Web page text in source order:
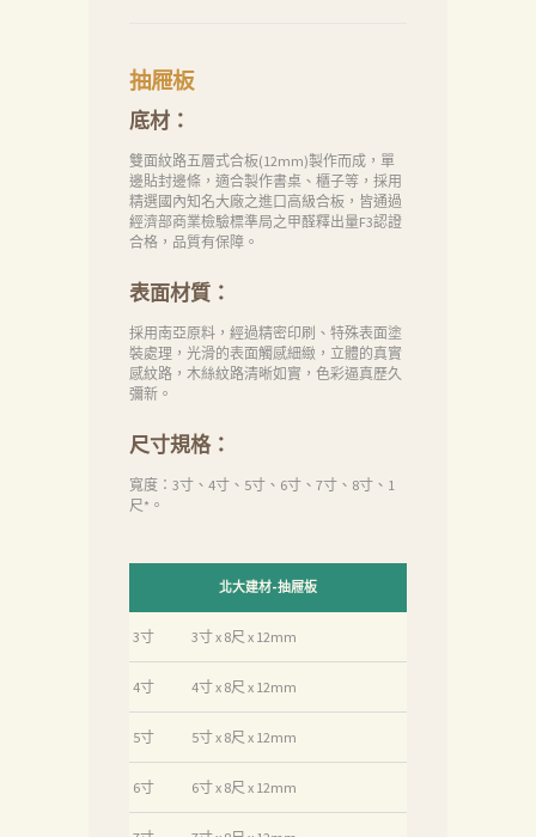
抽屜板
底材：
雙面紋路五層式合板(12mm)製作而成，單
邊貼封邊條，適合製作書桌、櫃子等，採用
精選國內知名大廠之進口高級合板，皆通過
經濟部商業檢驗標準局之甲醛釋出量F3認證
合格，品質有保障。
表面材質：
採用南亞原料，經過精密印刷、特殊表面塗
裝處理，光滑的表面觸感細緻，立體的真實
感紋路，木絲紋路清晰如實，色彩逼真歷久
彌新。
尺寸規格：
寬度：3寸、4寸、5寸、6寸、7寸、8寸、1
尺*。
北大建材-抽屜板
3寸 3寸 x 8尺 x 12mm
4寸 4寸 x 8尺 x 12mm
5寸 5寸 x 8尺 x 12mm
6寸 6寸 x 8尺 x 12mm